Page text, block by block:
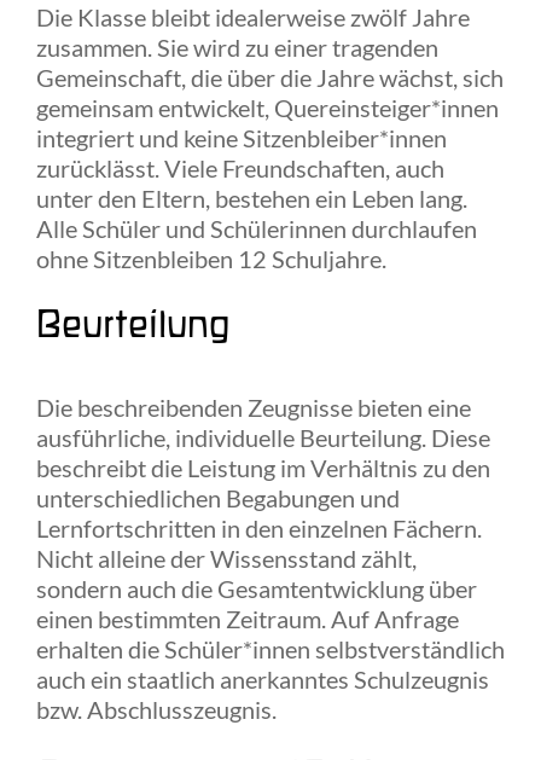
Die Klasse bleibt idealerweise zwölf Jahre
zusammen. Sie wird zu einer tragenden
Gemeinschaft, die über die Jahre wächst, sich
gemeinsam entwickelt, Quereinsteiger*innen
integriert und keine Sitzenbleiber*innen
zurücklässt. Viele Freundschaften, auch
unter den Eltern, bestehen ein Leben lang.
Alle Schüler und Schülerinnen durchlaufen
ohne Sitzenbleiben 12 Schuljahre.
Beurteilung
Die beschreibenden Zeugnisse bieten eine
ausführliche, individuelle Beurteilung. Diese
beschreibt die Leistung im Verhältnis zu den
unterschiedlichen Begabungen und
Lernfortschritten in den einzelnen Fächern.
Nicht alleine der Wissensstand zählt,
sondern auch die Gesamtentwicklung über
einen bestimmten Zeitraum. Auf Anfrage
erhalten die Schüler*innen selbstverständlich
auch ein staatlich anerkanntes Schulzeugnis
bzw. Abschlusszeugnis.